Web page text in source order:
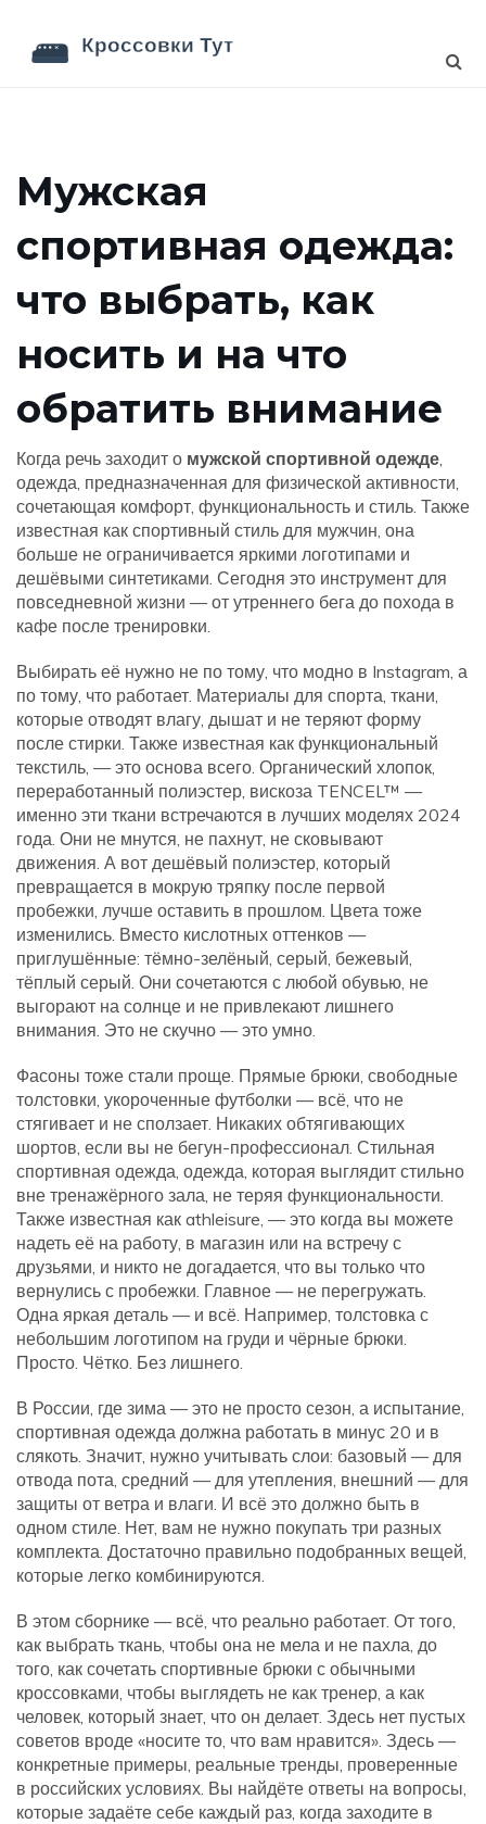
Мужская
спортивная одежда:
что выбрать, как
носить и на что
обратить внимание
Когда речь заходит о мужской спортивной одежде,
одежда, предназначенная для физической активности,
сочетающая комфорт, функциональность и стиль. Также
известная как спортивный стиль для мужчин, она
больше не ограничивается яркими логотипами и
дешёвыми синтетиками. Сегодня это инструмент для
повседневной жизни — от утреннего бега до похода в
кафе после тренировки.
Выбирать её нужно не по тому, что модно в Instagram, а
по тому, что работает. Материалы для спорта, ткани,
которые отводят влагу, дышат и не теряют форму
после стирки. Также известная как функциональный
текстиль, — это основа всего. Органический хлопок,
переработанный полиэстер, вискоза TENCEL™ —
именно эти ткани встречаются в лучших моделях 2024
года. Они не мнутся, не пахнут, не сковывают
движения. А вот дешёвый полиэстер, который
превращается в мокрую тряпку после первой
пробежки, лучше оставить в прошлом. Цвета тоже
изменились. Вместо кислотных оттенков —
приглушённые: тёмно-зелёный, серый, бежевый,
тёплый серый. Они сочетаются с любой обувью, не
выгорают на солнце и не привлекают лишнего
внимания. Это не скучно — это умно.
Фасоны тоже стали проще. Прямые брюки, свободные
толстовки, укороченные футболки — всё, что не
стягивает и не сползает. Никаких обтягивающих
шортов, если вы не бегун-профессионал. Стильная
спортивная одежда, одежда, которая выглядит стильно
вне тренажёрного зала, не теряя функциональности.
Также известная как athleisure, — это когда вы можете
надеть её на работу, в магазин или на встречу с
друзьями, и никто не догадается, что вы только что
вернулись с пробежки. Главное — не перегружать.
Одна яркая деталь — и всё. Например, толстовка с
небольшим логотипом на груди и чёрные брюки.
Просто. Чётко. Без лишнего.
В России, где зима — это не просто сезон, а испытание,
спортивная одежда должна работать в минус 20 и в
слякоть. Значит, нужно учитывать слои: базовый — для
отвода пота, средний — для утепления, внешний — для
защиты от ветра и влаги. И всё это должно быть в
одном стиле. Нет, вам не нужно покупать три разных
комплекта. Достаточно правильно подобранных вещей,
которые легко комбинируются.
В этом сборнике — всё, что реально работает. От того,
как выбрать ткань, чтобы она не мела и не пахла, до
того, как сочетать спортивные брюки с обычными
кроссовками, чтобы выглядеть не как тренер, а как
человек, который знает, что он делает. Здесь нет пустых
советов вроде «носите то, что вам нравится». Здесь —
конкретные примеры, реальные тренды, проверенные
в российских условиях. Вы найдёте ответы на вопросы,
которые задаёте себе каждый раз, когда заходите в